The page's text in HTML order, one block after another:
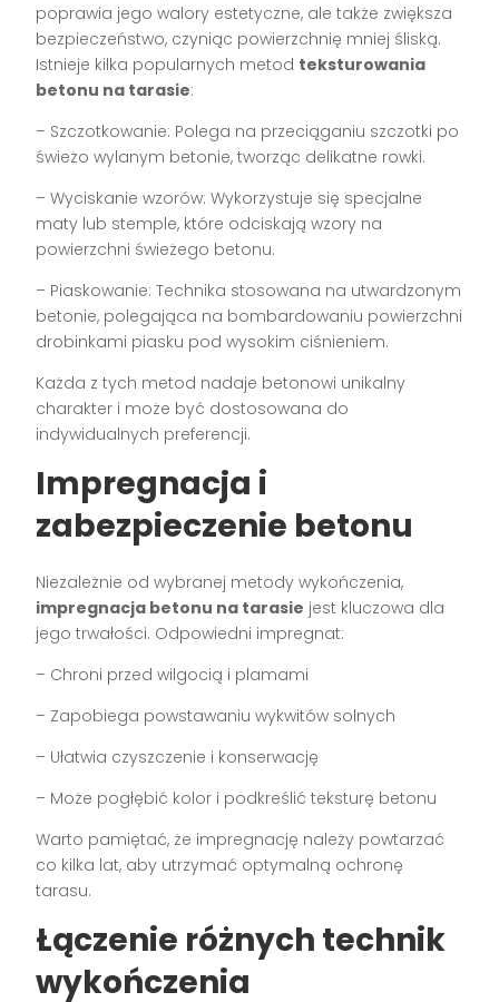
poprawia jego walory estetyczne, ale także zwiększa
bezpieczeństwo, czyniąc powierzchnię mniej śliską.
Istnieje kilka popularnych metod teksturowania
betonu na tarasie:
– Szczotkowanie: Polega na przeciąganiu szczotki po
świeżo wylanym betonie, tworząc delikatne rowki.
– Wyciskanie wzorów: Wykorzystuje się specjalne
maty lub stemple, które odciskają wzory na
powierzchni świeżego betonu.
– Piaskowanie: Technika stosowana na utwardzonym
betonie, polegająca na bombardowaniu powierzchni
drobinkami piasku pod wysokim ciśnieniem.
Każda z tych metod nadaje betonowi unikalny
charakter i może być dostosowana do
indywidualnych preferencji.
Impregnacja i
zabezpieczenie betonu
Niezależnie od wybranej metody wykończenia,
impregnacja betonu na tarasie jest kluczowa dla
jego trwałości. Odpowiedni impregnat:
– Chroni przed wilgocią i plamami
– Zapobiega powstawaniu wykwitów solnych
– Ułatwia czyszczenie i konserwację
– Może pogłębić kolor i podkreślić teksturę betonu
Warto pamiętać, że impregnację należy powtarzać
co kilka lat, aby utrzymać optymalną ochronę
tarasu.
Łączenie różnych technik
wykończenia